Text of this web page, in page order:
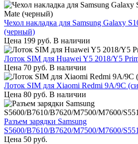
Чехол накладка для Samsung Galaxy
(черный)
Цена 199 руб. В наличии
Лоток SIM для Huawei Y5 2018/Y5
Цена 70 руб. В наличии
Лоток SIM для Xiaomi Redmi 9A/9C
Цена 80 руб. В наличии
Разъем зарядки Samsung
S5600/B7610/B7620/M7500/M7600/
Цена 50 руб.